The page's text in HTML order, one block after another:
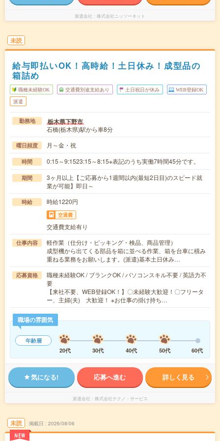
派遣会社 株式会社ニッソーネット
未読
給与即払いOK！高時給！土日休み！成型品の
箱詰め
職種未経験OK 交通費別途支給あり 土日祝日が休み WEB登録OK
派遣
勤務地 栃木県下野市
石橋(栃木県)駅から車8分
曜日頻度 月～金・祝
時間 0:15～9:1523:15～8:15※表記のうち実働7時間45分です。
期間
3ヶ月以上【ご応募から1週間以内(最短2日目)のスピード就
業が可能】即日～
時給 時給1220円
交通費
交通費支給有り
仕事内容
軽作業（仕分け・ピッキング・検品、商品管理）
成型機から出てくる部品を箱に並べる作業、箱を台車に積み
重ねる業務をお願いします。(派遣)基本土日休み…
応募資格
職種未経験OK / ブランクOK / パソコンスキル不要 / 英語力不
要
【来社不要、WEB登録OK！】〇未経験大歓迎！〇フリータ
ー、主婦(夫) 大歓迎！ ※お仕事の掛け持ち…
職場の雰囲気
年齢層
20代
30代 40代 50代 60代
気になる! 応募へ進む 詳しく見る
派遣会社 株式会社テクノ・サービス
未読
NEW
掲載日 2026/08/06